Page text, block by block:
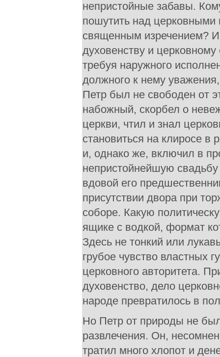
непристойные забавы.
пошутить над церковными
священным изречением?
духовенству и
требуя наружного
должного к нему
Петр был не свободен от
набожный, скорбел о
церкви, чтил и знал
становиться на клиросе
и, однако же, включил в
непристойнейшую свадьбу
вдовой его
присутствии двора при
соборе. Какую
ящике с водкой, формат
Здесь не тонкий или
грубое чувство властных
церковного авторитета.
духовенство, дело
народе превратилось в
Но Петр от природы не
развлечения. Он,
тратил много хлопот и